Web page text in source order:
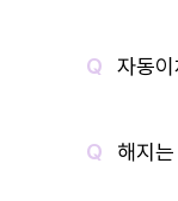
자동
해지